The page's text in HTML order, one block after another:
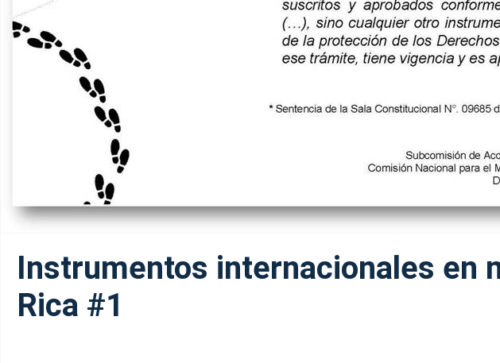
Instrumentos internacionales en
Rica #1